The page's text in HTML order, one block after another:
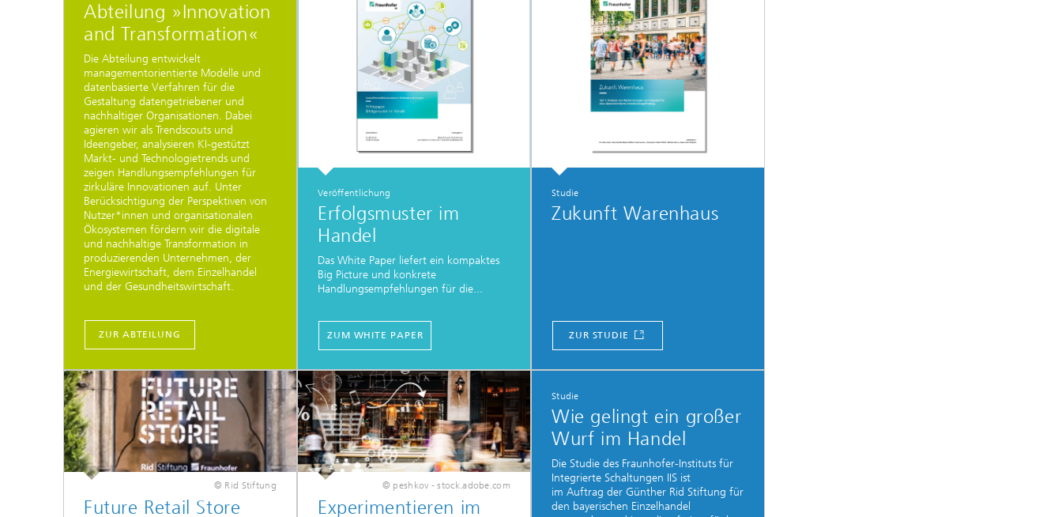
Abteilung »Innovation
and Transformation«
Die Abteilung entwickelt
managementorientierte Modelle und
datenbasierte Verfahren für die
Gestaltung datengetriebener und
nachhaltiger Organisationen. Dabei
agieren wir als Trendscouts und
Ideengeber, analysieren KI-gestützt
Markt- und Technologietrends und
zeigen Handlungsempfehlungen für
zirkuläre Innovationen auf. Unter
Berücksichtigung der Perspektiven von
Nutzer*innen und organisationalen
Ökosystemen fördern wir die digitale
und nachhaltige Transformation in
produzierenden Unternehmen, der
Energiewirtschaft, dem Einzelhandel
und der Gesundheitswirtschaft.
ZUR ABTEILUNG
Veröffentlichung
Erfolgsmuster im
Handel
Das White Paper liefert ein kompaktes
Big Picture und konkrete
Handlungsempfehlungen für die...
ZUM WHITE PAPER
Studie
Zukunft Warenhaus
ZUR STUDIE
© Rid Stiftung
Future Retail Store
© peshkov - stock.adobe.com
Experimentieren im
Studie
Wie gelingt ein großer
Wurf im Handel
Die Studie des Fraunhofer-Instituts für
Integrierte Schaltungen IIS ist
im Auftrag der Günther Rid Stiftung für
den bayerischen Einzelhandel